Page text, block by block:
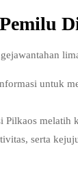
untuk
serta